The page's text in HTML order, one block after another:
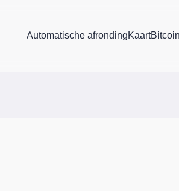
Automatische afrondingKaart